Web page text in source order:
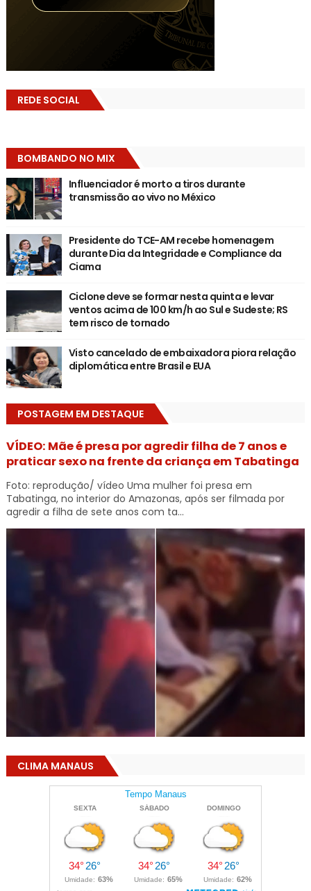
REDE SOCIAL
BOMBANDO NO MIX
Influenciador é morto a tiros durante
transmissão ao vivo no México
Presidente do TCE-AM recebe homenagem
durante Dia da Integridade e Compliance da
Ciama
Ciclone deve se formar nesta quinta e levar
ventos acima de 100 km/h ao Sul e Sudeste; RS
tem risco de tornado
Visto cancelado de embaixadora piora relação
diplomática entre Brasil e EUA
POSTAGEM EM DESTAQUE
VÍDEO: Mãe é presa por agredir filha de 7 anos e
praticar sexo na frente da criança em Tabatinga
Foto: reprodução/ vídeo Uma mulher foi presa em
Tabatinga, no interior do Amazonas, após ser filmada por
agredir a filha de sete anos com ta...
CLIMA MANAUS